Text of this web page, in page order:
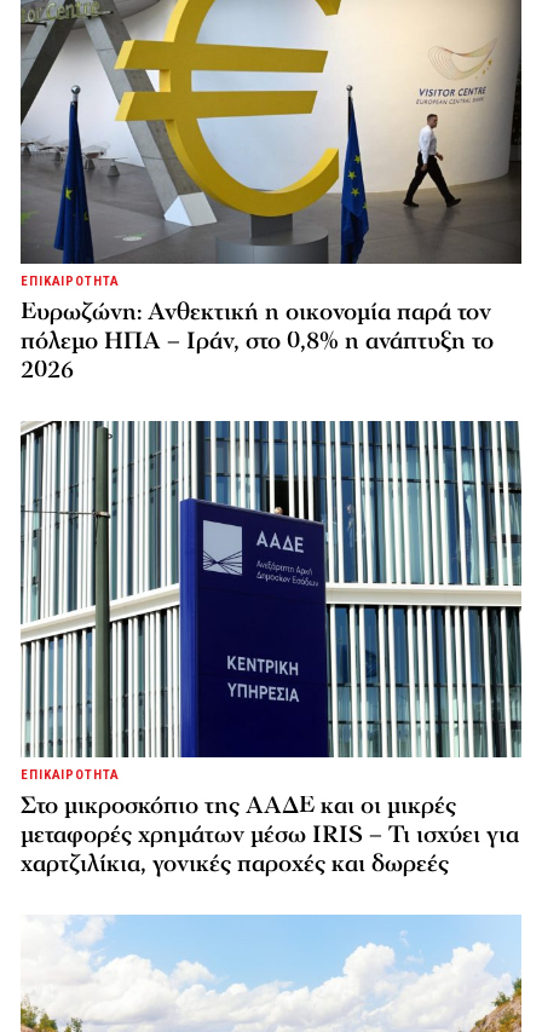
ΕΠΙΚΑΙΡΟΤΗΤΑ
Ευρωζώνη: Ανθεκτική η οικονομία παρά τον
πόλεμο ΗΠΑ – Ιράν, στο 0,8% η ανάπτυξη το
2026
ΕΠΙΚΑΙΡΟΤΗΤΑ
Στο μικροσκόπιο της ΑΑΔΕ και οι μικρές
μεταφορές χρημάτων μέσω IRIS – Τι ισχύει για
χαρτζιλίκια, γονικές παροχές και δωρεές